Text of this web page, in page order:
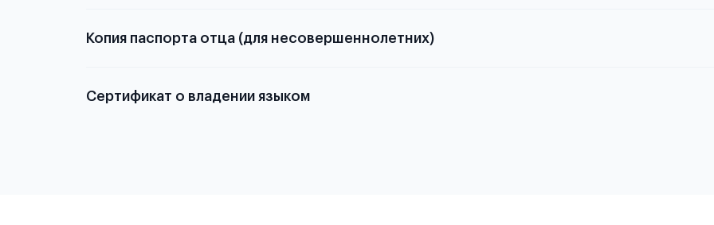
Подробнее о требованиях и условиях выезда
Копия паспорта отца (для несовершеннолетних)
Подробнее о требованиях и условиях выезда
Сертификат о владении языком